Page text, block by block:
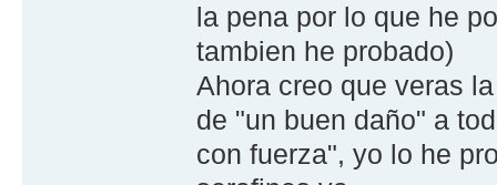
la pena por lo que he
tambien he probado)
Ahora creo que veras
de "un buen daño" a
con fuerza", yo lo he